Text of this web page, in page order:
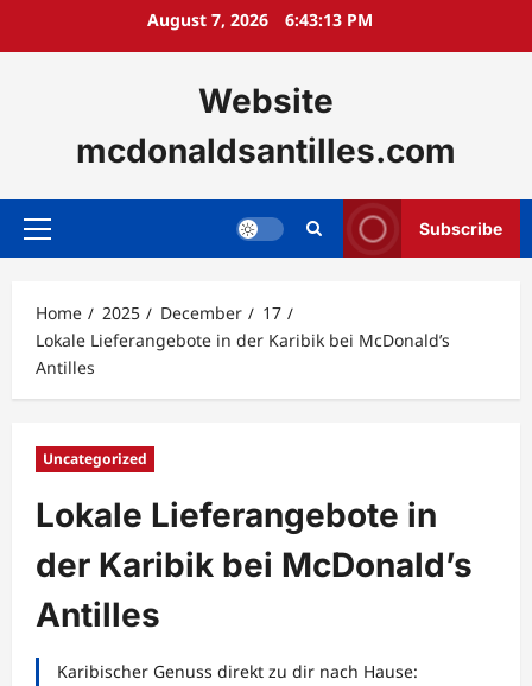
August 7, 2026 6:43:14 PM
Website
mcdonaldsantilles.com
Primary
Subscribe
Home 2025 December
17
Lokale Lieferangebote in der Karibik bei McDonald’s
Antilles
Uncategorized
Lokale Lieferangebote in
der Karibik bei McDonald’s
Antilles
Karibischer Genuss direkt zu dir nach Hause: